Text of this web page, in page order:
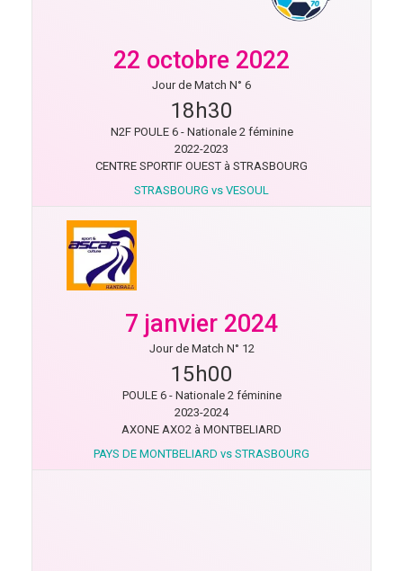
22 octobre 2022
Jour de Match N° 6
18h30
N2F POULE 6 - Nationale 2 féminine
2022-2023
CENTRE SPORTIF OUEST à STRASBOURG
STRASBOURG vs VESOUL
7 janvier 2024
Jour de Match N° 12
15h00
POULE 6 - Nationale 2 féminine
2023-2024
AXONE AXO2 à MONTBELIARD
PAYS DE MONTBELIARD vs STRASBOURG